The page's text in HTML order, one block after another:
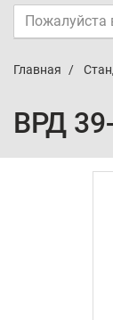
Главная
ВРД